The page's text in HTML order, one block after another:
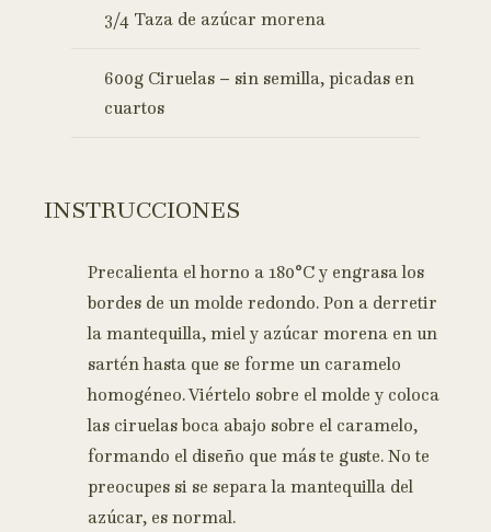
3/4 Taza de azúcar morena
600g Ciruelas – sin semilla, picadas en
cuartos
INSTRUCCIONES
Precalienta el horno a 180°C y engrasa los
bordes de un molde redondo. Pon a derretir
la mantequilla, miel y azúcar morena en un
sartén hasta que se forme un caramelo
homogéneo. Viértelo sobre el molde y coloca
las ciruelas boca abajo sobre el caramelo,
formando el diseño que más te guste. No te
preocupes si se separa la mantequilla del
azúcar, es normal.